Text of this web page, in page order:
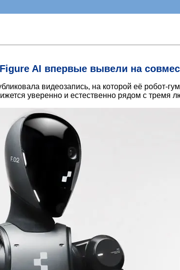
AI впервые вывели на
видеозапись, на которой её робот-
уверенно и естественно рядом с